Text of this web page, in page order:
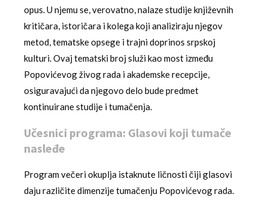
opus. U njemu se, verovatno, nalaze studije književnih
kritičara, istoričara i kolega koji analiziraju njegov
metod, tematske opsege i trajni doprinos srpskoj
kulturi. Ovaj tematski broj služi kao most između
Popovićevog živog rada i akademske recepcije,
osiguravajući da njegovo delo bude predmet
kontinuirane studije i tumačenja.
Učesnici programa: Glasovi koji tumače
nasleđe
Program večeri okuplja istaknute ličnosti čiji glasovi
daju različite dimenzije tumačenju Popovićevog rada.